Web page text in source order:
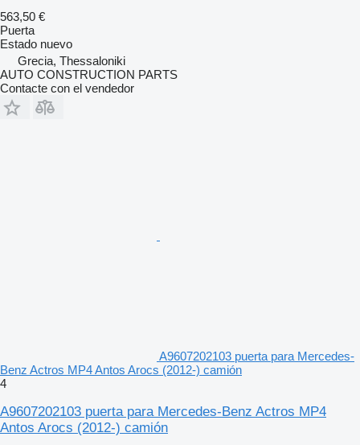
563,50 €
Puerta
Estado nuevo
Grecia, Thessaloniki
AUTO CONSTRUCTION PARTS
Contacte con el vendedor
A9607202103 puerta para Mercedes-
Benz Actros MP4 Antos Arocs (2012-) camión
4
A9607202103 puerta para Mercedes-Benz Actros MP4
Antos Arocs (2012-) camión